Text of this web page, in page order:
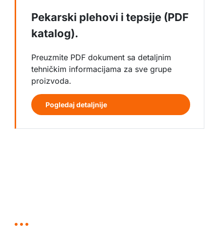
Pekarski plehovi i tepsije (PDF
katalog).
Preuzmite PDF dokument sa detaljnim
tehničkim informacijama za sve grupe
proizvoda.
Pogledaj detaljnije